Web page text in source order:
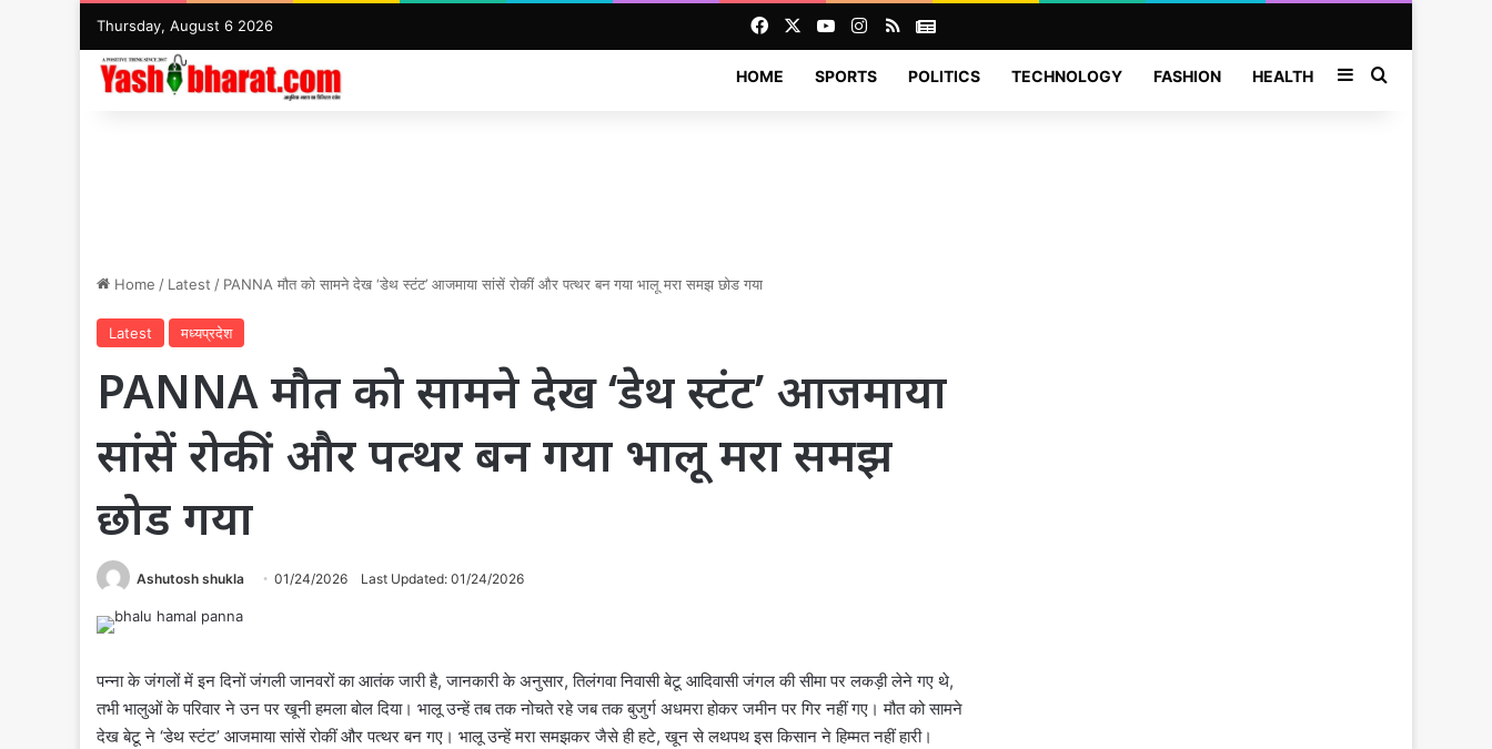
Thursday, August 6 2026 FacebookYouTubeInstagram
RSSNews
HOME SPORTS POLITICS TECHNOLOGY FASHION HEALTH SidebarSearch for
Home / Latest / PANNA मौत को सामने देख ‘डेथ स्टंट’ आजमाया सांसें रोकीं और पत्थर बन गया भालू मरा समझ छोड गया
Latest मध्यप्रदेश
PANNA मौत को सामने देख ‘डेथ स्टंट’ आजमाया
सांसें रोकीं और पत्थर बन गया भालू मरा समझ
छोड गया
Ashutosh shukla 01/24/2026 Last Updated: 01/24/2026
पन्ना के जंगलों में इन दिनों जंगली जानवरों का आतंक जारी है, जानकारी के अनुसार, तिलंगवा निवासी बेटू आदिवासी जंगल की सीमा पर लकड़ी लेने गए थे,
तभी भालुओं के परिवार ने उन पर खूनी हमला बोल दिया। भालू उन्हें तब तक नोचते रहे जब तक बुजुर्ग अधमरा होकर जमीन पर गिर नहीं गए। मौत को सामने
देख बेटू ने ‘डेथ स्टंट’ आजमाया सांसें रोकीं और पत्थर बन गए। भालू उन्हें मरा समझकर जैसे ही हटे, खून से लथपथ इस किसान ने हिम्मत नहीं हारी।